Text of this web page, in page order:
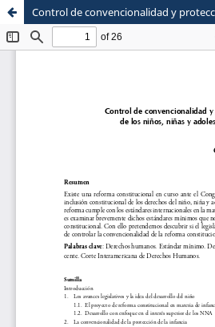
Sistema de
Bibliotecas
Escuela de Postgrado
Maestria en Derecho Constitucional